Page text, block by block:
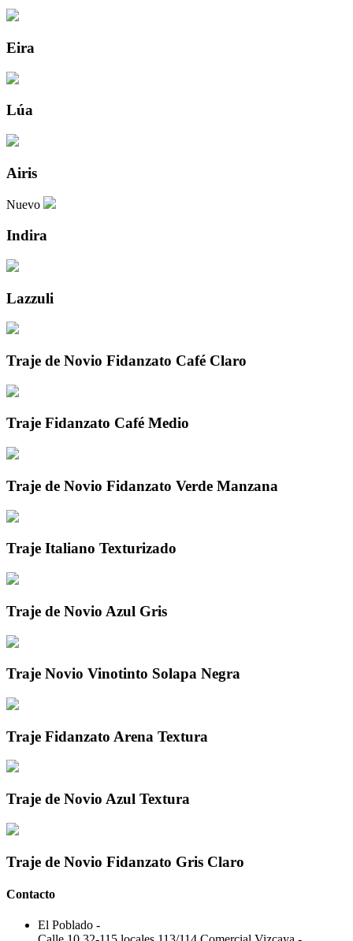
Eira
Lúa
Airis
Nuevo
Indira
Lazzuli
Traje de Novio Fidanzato Café Claro
Traje Fidanzato Café Medio
Traje de Novio Fidanzato Verde Manzana
Traje Italiano Texturizado
Traje de Novio Azul Gris
Traje Novio Vinotinto Solapa Negra
Traje Fidanzato Arena Textura
Traje de Novio Azul Textura
Traje de Novio Fidanzato Gris Claro
Contacto
El Poblado -